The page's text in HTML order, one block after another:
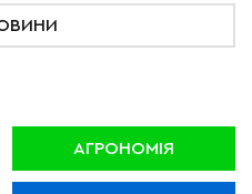
АГРОНОМІЯ